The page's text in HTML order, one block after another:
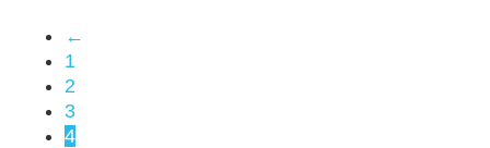
←
1
2
3
4